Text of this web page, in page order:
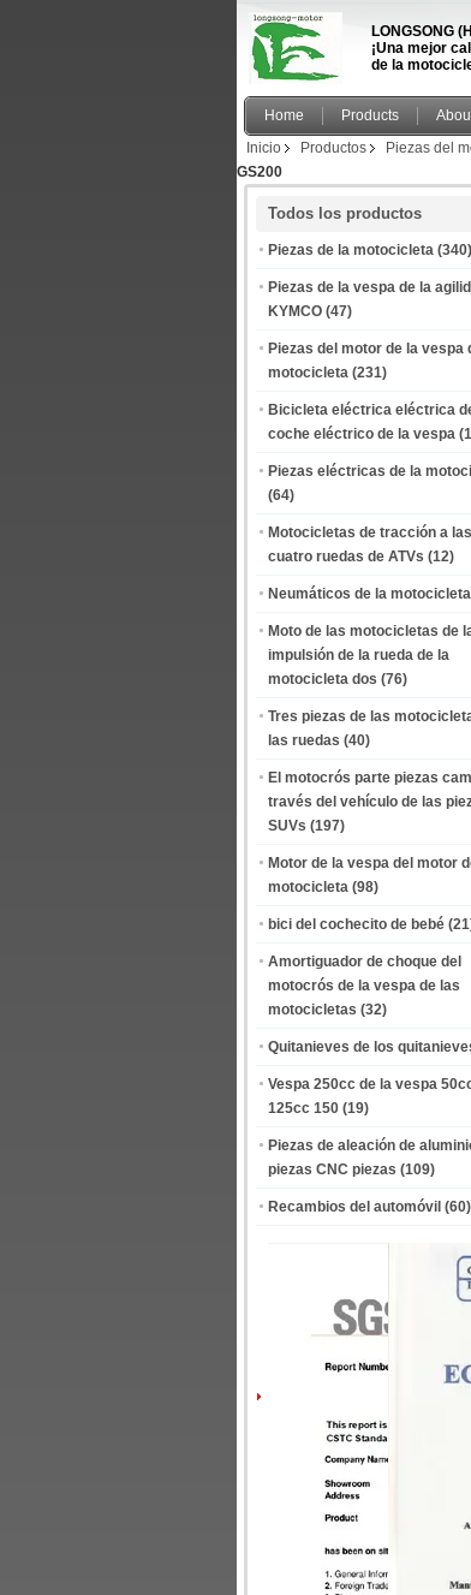
LONGSONG
¡Una mejor
de la
Home
Products
Inicio
Productos Piezas del
GS200
Todos los productos
Piezas de la motocicleta (340)
Piezas de la vespa de la
KYMCO (47)
Piezas del motor de la vespa
motocicleta (231)
Bicicleta eléctrica eléctrica
coche eléctrico de la vespa
Piezas eléctricas de la
(64)
Motocicletas de tracción a las
cuatro ruedas de ATVs (12)
Neumáticos de la motocicleta
Moto de las motocicletas de
impulsión de la rueda de la
motocicleta dos (76)
Tres piezas de las
las ruedas (40)
El motocrós parte piezas
través del vehículo de las
SUVs (197)
Motor de la vespa del motor
motocicleta (98)
bici del cochecito de bebé
Amortiguador de choque del
motocrós de la vespa de las
motocicletas (32)
Quitanieves de los
Vespa 250cc de la vespa
125cc 150 (19)
Piezas de aleación de
piezas CNC piezas (109)
Recambios del automóvil (60)